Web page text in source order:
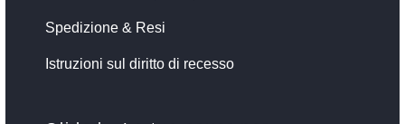
Spedizione & Resi
Istruzioni sul diritto di recesso